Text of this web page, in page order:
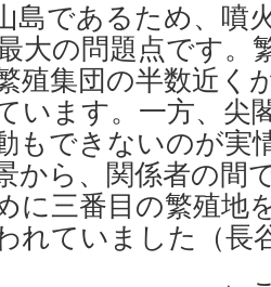
島であるため、噴
大の問題点です。
殖集団の半数近く
います。一方、尖
もできないのが実
から、関係者の間
に三番目の繁殖地
れていました（長